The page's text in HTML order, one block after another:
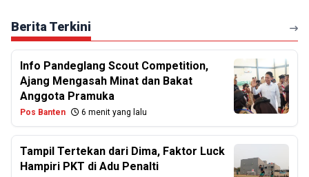
Berita Terkini
Info Pandeglang Scout Competition,
Ajang Mengasah Minat dan Bakat
Anggota Pramuka
Pos Banten 6 menit yang lalu
Tampil Tertekan dari Dima, Faktor Luck
Hampiri PKT di Adu Penalti